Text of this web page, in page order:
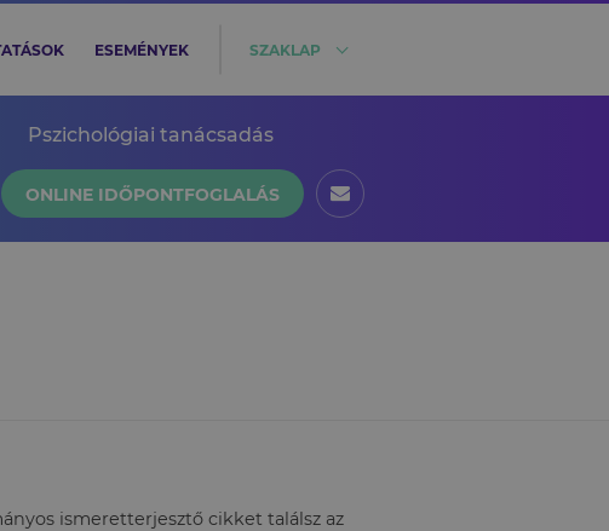
ESEMÉNYEK SZAKLAP
Pszichológiai tanácsadás
ONLINE IDŐPONTFOGLALÁS
ismeretterjesztő cikket találsz az